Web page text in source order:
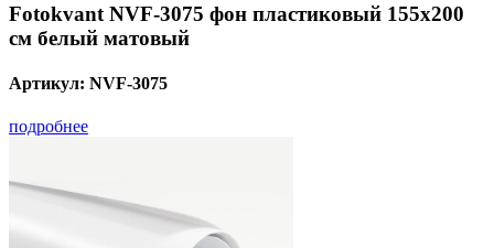
Fotokvant NVF-3075 фон пластиковый 155х200
см белый матовый
Артикул: NVF-3075
подробнее